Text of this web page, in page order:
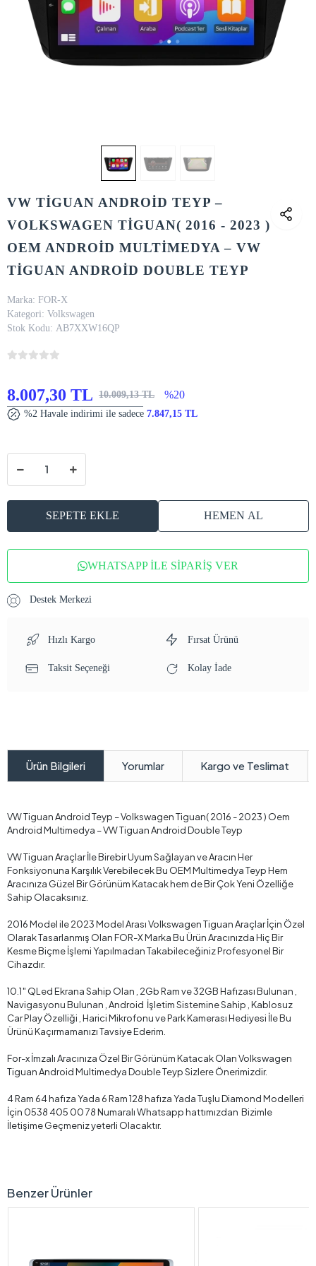
VW TİGUAN ANDROİD TEYP –
VOLKSWAGEN TİGUAN( 2016 - 2023 )
OEM ANDROİD MULTİMEDYA – VW
TİGUAN ANDROİD DOUBLE TEYP
Marka: FOR-X
Kategori: Volkswagen
Stok Kodu: AB7XXW16QP
8.007,30 TL 10.009,13 TL %20
%2 Havale indirimi ile sadece 7.847,15 TL
SEPETE EKLE HEMEN AL
WHATSAPP İLE SİPARİŞ VER
Destek Merkezi
Hızlı Kargo Fırsat Ürünü
Taksit Seçeneği Kolay İade
Ürün Bilgileri Yorumlar Kargo ve Teslimat
VW Tiguan Android Teyp – Volkswagen Tiguan( 2016 - 2023 ) Oem
Android Multimedya – VW Tiguan Android Double Teyp
VW Tiguan Araçlar İle Birebir Uyum Sağlayan ve Aracın Her
Fonksiyonuna Karşılık Verebilecek Bu OEM Multimedya Teyp Hem
Aracınıza Güzel Bir Görünüm Katacak hem de Bir Çok Yeni Özelliğe
Sahip Olacaksınız.
2016 Model ile 2023 Model Arası Volkswagen Tiguan Araçlar İçin Özel
Olarak Tasarlanmış Olan FOR-X Marka Bu Ürün Aracınızda Hiç Bir
Kesme Biçme İşlemi Yapılmadan Takabileceğiniz Profesyonel Bir
Cihazdır.
10.1″ QLed Ekrana Sahip Olan , 2Gb Ram ve 32GB Hafızası Bulunan ,
Navigasyonu Bulunan , Android İşletim Sistemine Sahip , Kablosuz
Car Play Özelliği , Harici Mikrofonu ve Park Kamerası Hediyesi İle Bu
Ürünü Kaçırmamanızı Tavsiye Ederim.
For-x İmzalı Aracınıza Özel Bir Görünüm Katacak Olan Volkswagen
Tiguan Android Multimedya Double Teyp Sizlere Önerimizdir.
4 Ram 64 hafıza Yada 6 Ram 128 hafıza Yada Tuşlu Diamond Modelleri
İçin 0538 405 00 78 Numaralı Whatsapp hattımızdan Bizimle
İletişime Geçmeniz yeterli Olacaktır.
Benzer Ürünler